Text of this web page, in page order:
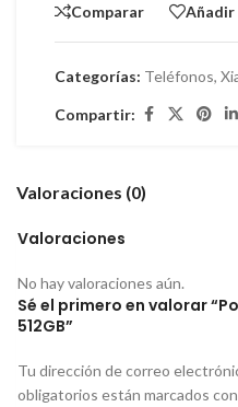
Comparar Añadir
Categorías: Teléfonos,
Compartir:
Valoraciones (0)
Valoraciones
No hay valoraciones aún.
Sé el primero en valorar
512GB”
Tu dirección de correo
obligatorios están marcados con